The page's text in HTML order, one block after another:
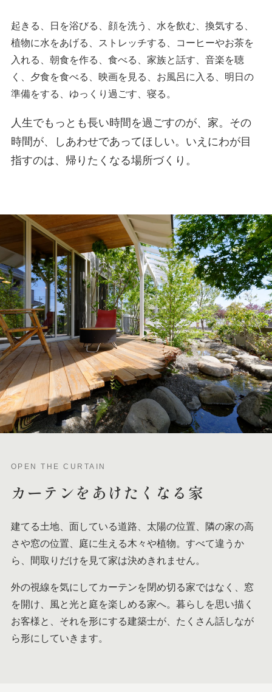
起きる、日を浴びる、顔を洗う、水を飲む、換気する、
植物に水をあげる、ストレッチする、コーヒーやお茶を
入れる、朝食を作る、食べる、家族と話す、音楽を聴
く、夕食を食べる、映画を見る、お風呂に入る、明日の
準備をする、ゆっくり過ごす、寝る。
人生でもっとも長い時間を過ごすのが、家。その
時間が、しあわせであってほしい。いえにわが目
指すのは、帰りたくなる場所づくり。
OPEN THE CURTAIN
カーテンを あけたくなる家
建てる土地、面している道路、太陽の位置、隣の家の高
さや窓の位置、庭に生える木々や植物。すべて違うか
ら、間取りだけを見て家は決めきれません。
外の視線を気にしてカーテンを閉め切る家ではなく、窓
を開け、風と光と庭を楽しめる家へ。暮らしを思い描く
お客様と、それを形にする建築士が、たくさん話しなが
ら形にしていきます。